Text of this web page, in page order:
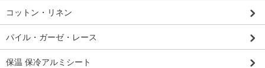
コットン・リネン
パイル・ガーゼ・レース
保温 保冷アルミシート